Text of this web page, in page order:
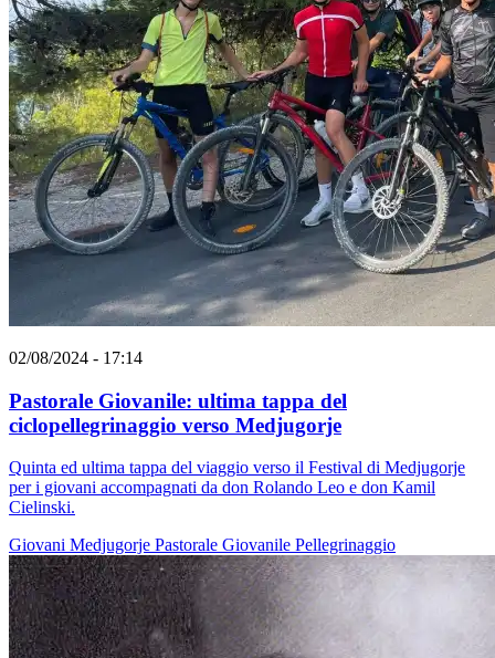
02/08/2024 - 17:14
Pastorale Giovanile: ultima tappa del
ciclopellegrinaggio verso Medjugorje
Quinta ed ultima tappa del viaggio verso il Festival di Medjugorje
per i giovani accompagnati da don Rolando Leo e don Kamil
Cielinski.
Giovani Medjugorje Pastorale Giovanile Pellegrinaggio